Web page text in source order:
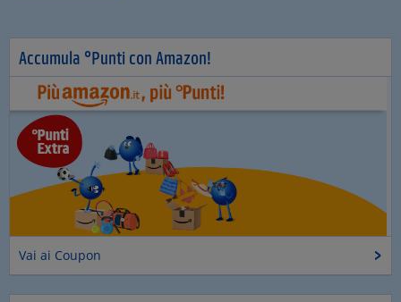
Accumula °Punti con Amazon!
Vai ai Coupon